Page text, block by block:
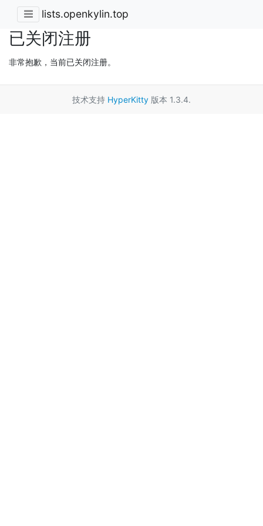
lists.openkylin.top
已关闭注册
非常抱歉，当前已关闭注册。
技术支持 HyperKitty 版本 1.3.4.